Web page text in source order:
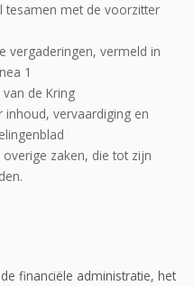
tesamen met de voorzitter
vergaderingen, vermeld in
1
de Kring
vervaardiging en
zaken, die tot zijn
financiële administratie, het